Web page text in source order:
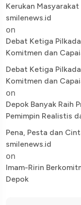
Kerukan
smilenews.id
on
Debat Ketiga
Komitmen dan
Debat Ketiga
Komitmen dan
on
Depok Banyak Raih
Pemimpin Realistis
Pena, Pesta dan
smilenews.id
on
Imam-Ririn
Depok